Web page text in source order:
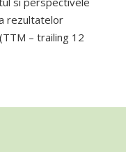
rezultatelor
– trailing 12